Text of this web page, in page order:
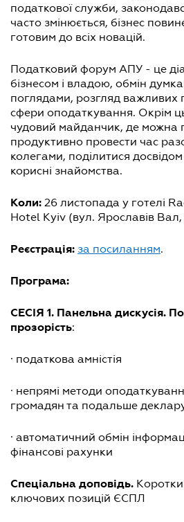
податкової служби,
часто змінюється, бізнес
готовим до всіх новацій.
Податковий форум АПУ - це
бізнесом і владою, обмін
поглядами, розгляд важливих
сфери оподаткування. Окрім
чудовий майданчик, де можна
продуктивно провести час
колегами, поділитися
корисні знайомства.
Коли: 26 листопада у готелі
Hotel Kyiv (вул. Ярославів Вал,
Реєстрація: за посиланням.
Програма:
СЕСІЯ 1. Панельна дискусія.
прозорість:
· податкова амністія
· непрямі методи
громадян та подальше
· автоматичний обмін
фінансові рахунки
Спеціальна доповідь.
ключових позицій ЄСПЛ